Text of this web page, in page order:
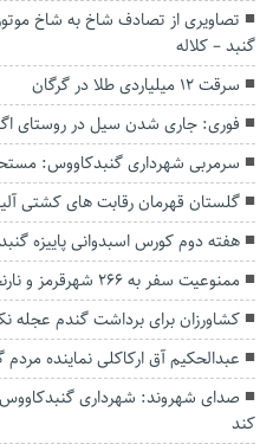
گنبد – کلاله
سرقت ۱۲ میلیاردی طلا در گرگان
فوری: جاری شدن سیل در روستای
سرمربی شهرداری گنبدکاووس:
گلستان قهرمان رقابت های کشتی
هفته دوم کورس اسبدوانی پاییزه
ممنوعیت سفر به ۲۶۶ شهرقرمز و نارنجی
کشاورزان برای برداشت گندم عجله
عبدالحکیم آق ارکاکلی نماینده
صدای شهروند: شهرداری گنبدکاووس
کند